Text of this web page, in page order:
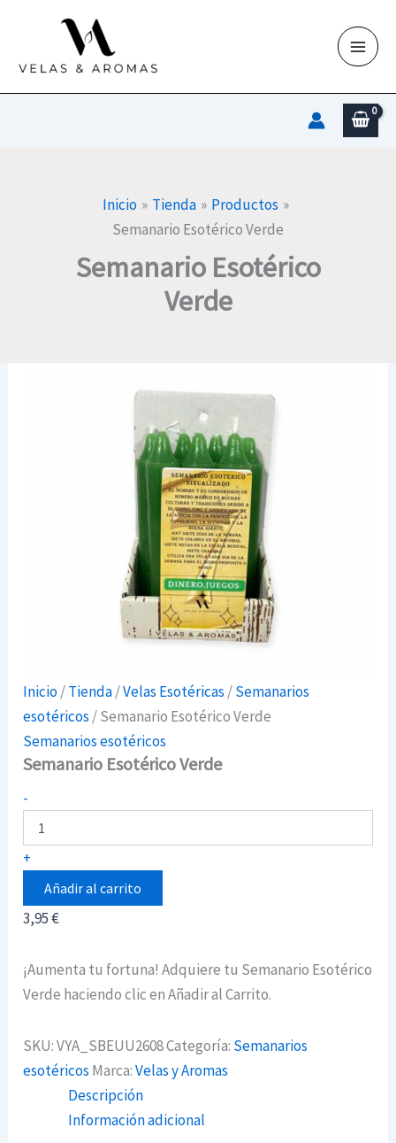
contenido
Inicio Tienda
Productos
Semanario Esotérico Verde
Semanario Esotérico
Verde
Inicio/Tienda/Velas Esotéricas /Semanarios
esotéricos / Semanario Esotérico Verde
Semanarios esotéricos
Semanario Esotérico Verde
-
Esotérico
Verde
cantidad
+
Añadir al carrito
3,95€
¡Aumenta tu fortuna! Adquiere tu Semanario Esotérico
Verde haciendo clic en Añadir al Carrito.
SKU:VYA_SBEUU2608Categoría: Semanarios
esotéricos Marca:Velas y Aromas
Descripción
Información adicional